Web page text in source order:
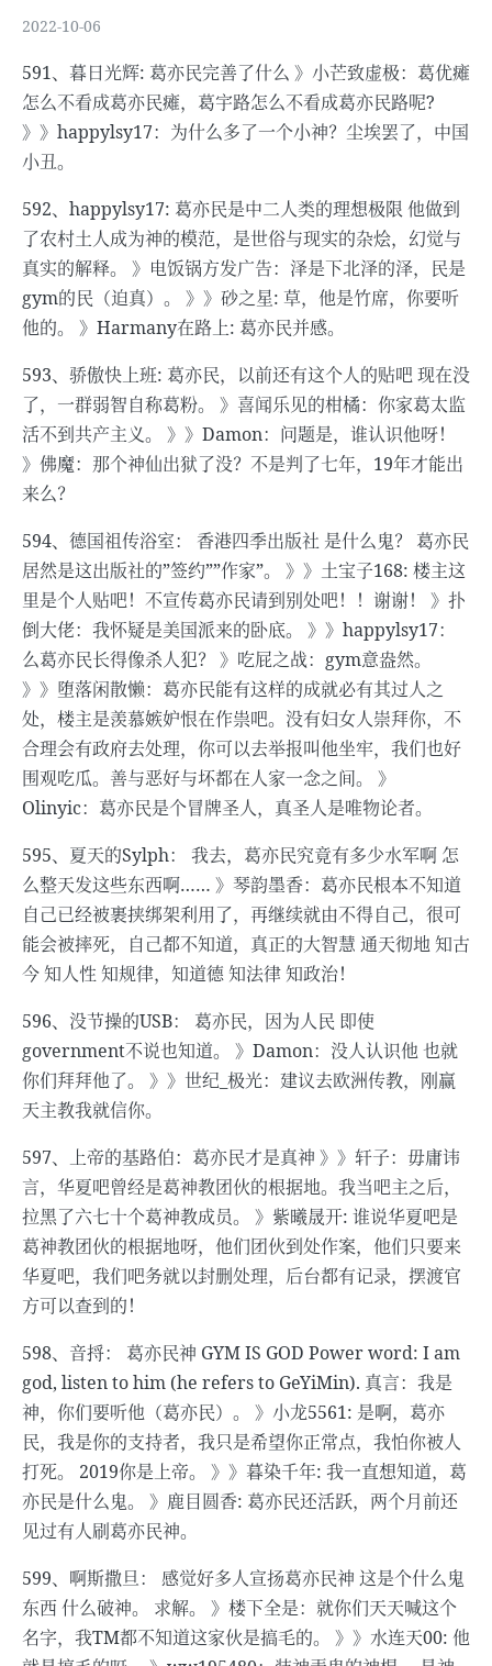
2022-10-06
591、暮日光辉: 葛亦民完善了什么 》小芒致虚极：葛优瘫
怎么不看成葛亦民瘫，葛宇路怎么不看成葛亦民路呢?
》》happylsy17：为什么多了一个小神？尘埃罢了，中国
小丑。
592、happylsy17: 葛亦民是中二人类的理想极限 他做到
了农村土人成为神的模范，是世俗与现实的杂烩，幻觉与
真实的解释。 》电饭锅方发广告：泽是下北泽的泽，民是
gym的民（迫真）。 》》砂之星: 草，他是竹席，你要听
他的。 》Harmany在路上: 葛亦民并感。
593、骄傲快上班: 葛亦民，以前还有这个人的贴吧 现在没
了，一群弱智自称葛粉。 》喜闻乐见的柑橘：你家葛太监
活不到共产主义。 》》Damon：问题是，谁认识他呀！
》佛魔：那个神仙出狱了没？不是判了七年，19年才能出
来么？
594、德国祖传浴室： 香港四季出版社 是什么鬼？ 葛亦民
居然是这出版社的”签约””作家”。 》》土宝子168: 楼主这
里是个人贴吧！不宣传葛亦民请到别处吧！！谢谢！ 》扑
倒大佬：我怀疑是美国派来的卧底。 》》happylsy17：
么葛亦民长得像杀人犯？ 》吃屁之战：gym意盎然。
》》堕落闲散懒：葛亦民能有这样的成就必有其过人之
处，楼主是羡慕嫉妒恨在作祟吧。没有妇女人崇拜你，不
合理会有政府去处理，你可以去举报叫他坐牢，我们也好
围观吃瓜。善与恶好与坏都在人家一念之间。 》
Olinyic：葛亦民是个冒牌圣人，真圣人是唯物论者。
595、夏天的Sylph： 我去，葛亦民究竟有多少水军啊 怎
么整天发这些东西啊…… 》琴韵墨香：葛亦民根本不知道
自己已经被裹挟绑架利用了，再继续就由不得自己，很可
能会被摔死，自己都不知道，真正的大智慧 通天彻地 知古
今 知人性 知规律，知道德 知法律 知政治！
596、没节操的USB： 葛亦民，因为人民 即使
government不说也知道。 》Damon：没人认识他 也就
你们拜拜他了。 》》世纪_极光：建议去欧洲传教，刚赢
天主教我就信你。
597、上帝的基路伯：葛亦民才是真神 》》轩子：毋庸讳
言，华夏吧曾经是葛神教团伙的根据地。我当吧主之后，
拉黑了六七十个葛神教成员。 》紫曦晟开: 谁说华夏吧是
葛神教团伙的根据地呀，他们团伙到处作案，他们只要来
华夏吧，我们吧务就以封删处理，后台都有记录，摆渡官
方可以查到的！
598、音捋： 葛亦民神 GYM IS GOD Power word: I am
god, listen to him (he refers to GeYiMin). 真言：我是
神，你们要听他（葛亦民）。 》小龙5561: 是啊，葛亦
民，我是你的支持者，我只是希望你正常点，我怕你被人
打死。 2019你是上帝。 》》暮染千年: 我一直想知道，葛
亦民是什么鬼。 》鹿目圆香: 葛亦民还活跃，两个月前还
见过有人刷葛亦民神。
599、啊斯撒旦： 感觉好多人宣扬葛亦民神 这是个什么鬼
东西 什么破神。 求解。 》楼下全是：就你们天天喊这个
名字，我TM都不知道这家伙是搞毛的。 》》水连天00: 他